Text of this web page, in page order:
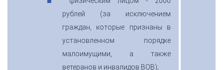
рублей (за исключением
граждан, которые признаны в
установленном порядке
малоимущими, а также
ветеранов и инвалидов ВОВ);